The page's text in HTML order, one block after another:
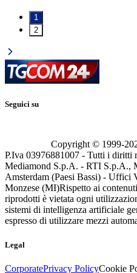
1
2
Seguici su
Copyright © 1999-
P.Iva 03976881007 - Tutti i diritti
Mediamond S.p.A. - RTI S.p.A.,
Amsterdam (Paesi Bassi) - Uffici
Monzese (MI)Rispetto ai
riprodotti è vietata ogni
sistemi di intelligenza artificiale
espresso di utilizzare mezzi
Legal
CorporatePrivacy PolicyCookie